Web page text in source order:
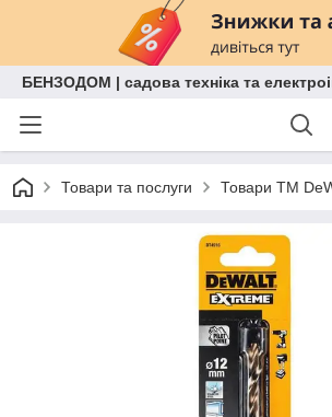
БЕНЗОДОМ | садова техніка та
Товари та послуги Товари ТМ